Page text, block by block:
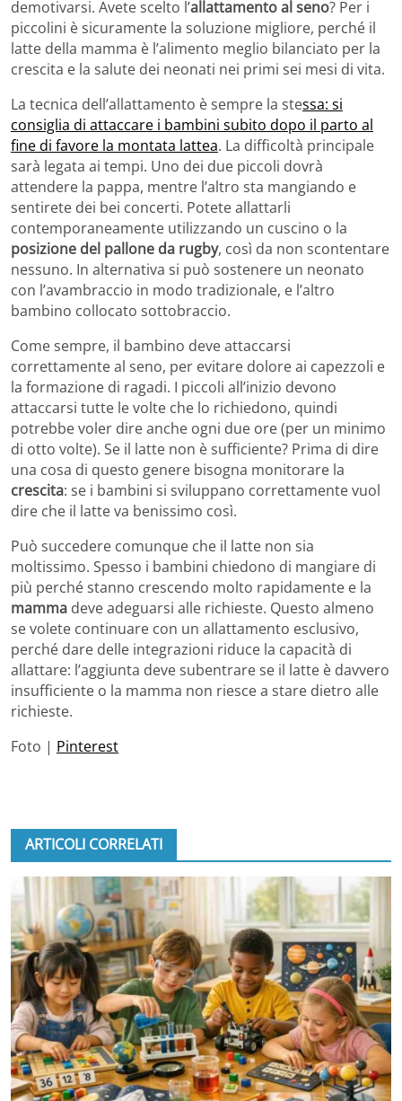
demotivarsi. Avete scelto l’allattamento al seno? Per i
piccolini è sicuramente la soluzione migliore, perché il
latte della mamma è l’alimento meglio bilanciato per la
crescita e la salute dei neonati nei primi sei mesi di vita.
La tecnica dell’allattamento è sempre la stessa: si
consiglia di attaccare i bambini subito dopo il parto al
fine di favore la montata lattea. La difficoltà principale
sarà legata ai tempi. Uno dei due piccoli dovrà
attendere la pappa, mentre l’altro sta mangiando e
sentirete dei bei concerti. Potete allattarli
contemporaneamente utilizzando un cuscino o la
posizione del pallone da rugby, così da non scontentare
nessuno. In alternativa si può sostenere un neonato
con l’avambraccio in modo tradizionale, e l’altro
bambino collocato sottobraccio.
Come sempre, il bambino deve attaccarsi
correttamente al seno, per evitare dolore ai capezzoli e
la formazione di ragadi. I piccoli all’inizio devono
attaccarsi tutte le volte che lo richiedono, quindi
potrebbe voler dire anche ogni due ore (per un minimo
di otto volte). Se il latte non è sufficiente? Prima di dire
una cosa di questo genere bisogna monitorare la
crescita: se i bambini si sviluppano correttamente vuol
dire che il latte va benissimo così.
Può succedere comunque che il latte non sia
moltissimo. Spesso i bambini chiedono di mangiare di
più perché stanno crescendo molto rapidamente e la
mamma deve adeguarsi alle richieste. Questo almeno
se volete continuare con un allattamento esclusivo,
perché dare delle integrazioni riduce la capacità di
allattare: l’aggiunta deve subentrare se il latte è davvero
insufficiente o la mamma non riesce a stare dietro alle
richieste.
Foto | Pinterest
ARTICOLI CORRELATI